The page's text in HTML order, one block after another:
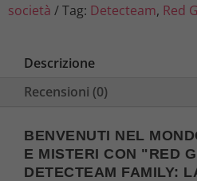
società
Tag: Detecteam, Red
Descrizione
Recensioni (0)
BENVENUTI NEL
E MISTERI CON "RED
DETECTEAM FAMILY: